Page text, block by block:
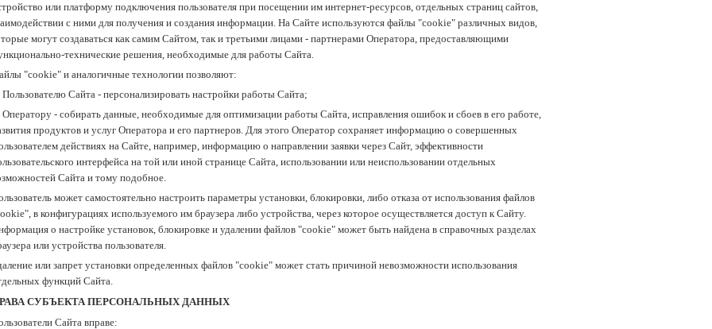
или платформу подключения пользователя при посещении им интернет-ресурсов, отдельных страниц сайтов,
с ними для получения и создания информации. На Сайте используются файлы "cookie" различных видов,
могут создаваться как самим Сайтом, так и третьими лицами - партнерами Оператора, предоставляющими
технические решения, необходимые для работы Сайта.
"сookie" и аналогичные технологии позволяют:
Пользователю Сайта - персонализировать настройки работы Сайта;
Оператору - собирать данные, необходимые для оптимизации работы Сайта, исправления ошибок и сбоев в его работе,
продуктов и услуг Оператора и его партнеров. Для этого Оператор сохраняет информацию о совершенных
действиях на Сайте, например, информацию о направлении заявки через Сайт, эффективности
интерфейса на той или иной странице Сайта, использовании или неиспользовании отдельных
Сайта и тому подобное.
может самостоятельно настроить параметры установки, блокировки, либо отказа от использования файлов
в конфигурациях используемого им браузера либо устройства, через которое осуществляется доступ к Сайту.
о настройке установок, блокировке и удалении файлов "cookie" может быть найдена в справочных разделах
или устройства пользователя.
или запрет установки определенных файлов "cookie" может стать причиной невозможности использования
функций Сайта.
СУБЪЕКТА ПЕРСОНАЛЬНЫХ ДАННЫХ
Сайта вправе: